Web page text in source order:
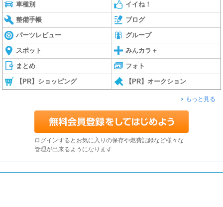
車種別 イイね！
整備手帳 ブログ
パーツレビュー グループ
スポット みんカラ＋
まとめ フォト
【PR】ショッピング 【PR】オークション
もっと見る
ログインするとお気に入りの保存や燃費記録など様々な
管理が出来るようになります